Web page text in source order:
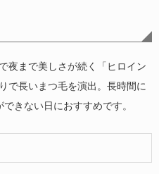
夜まで美しさが続く「ヒロイン
で長いまつ毛を演出。長時間に
きない日におすすめです。